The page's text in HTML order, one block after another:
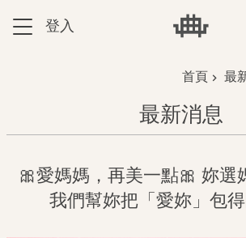
跳到主要內容區塊
::: 登入
首頁 最
最新消息
🎀愛媽媽，再美一點🎀 妳選
我們幫妳把「愛妳」包